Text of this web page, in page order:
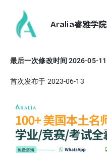
Aralia睿雅学院
最后一次修改时间 2026-05-11
首次发布于 2023-06-13